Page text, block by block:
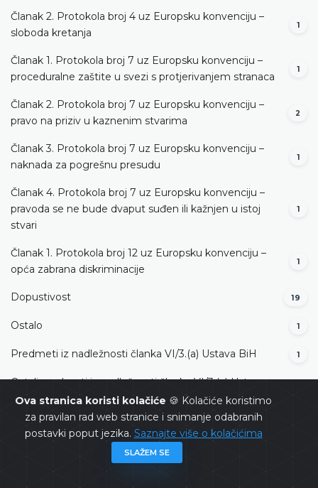
Ova stranica koristi kolačiće 🍪 Kolačiće koristimo
za pravilan rad web stranice i snimanje odabranih
postavki poput jezika. Saznajte više o kolačićima
SLAŽEM SE
Članak 2. Protokola broj 4 uz Europsku konvenciju –
sloboda kretanja
1
Članak 1. Protokola broj 7 uz Europsku konvenciju –
proceduralne zaštite u svezi s protjerivanjem stranaca
1
Članak 2. Protokola broj 7 uz Europsku konvenciju –
pravo na priziv u kaznenim stvarima
2
Članak 3. Protokola broj 7 uz Europsku konvenciju –
naknada za pogrešnu presudu
1
Članak 4. Protokola broj 7 uz Europsku konvenciju –
pravoda se ne bude dvaput suđen ili kažnjen u istoj
stvari
1
Članak 1. Protokola broj 12 uz Europsku konvenciju –
opća zabrana diskriminacije
1
Dopustivost 19
Ostalo 1
Predmeti iz nadležnosti članka VI/3.(a) Ustava BiH 1
Ostali predmeti iz nadležnosti članka VI/3.(a) Ustava
BiH
Nadležnost iz članka VI/3.(c) Ustava BiH
Nadležnost iz članka IV/3.(f) Ustava BiH